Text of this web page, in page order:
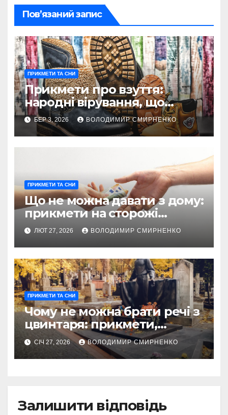
Пов’язаний запис
ПРИКМЕТИ ТА СНИ
Прикмети про взуття:
народні вірування, що
ведуть крізь життя
БЕР 3, 2026 ВОЛОДИМИР СМИРНЕНКО
ПРИКМЕТИ ТА СНИ
Що не можна давати з дому:
прикмети на сторожі
родинного достатку
ЛЮТ 27, 2026 ВОЛОДИМИР СМИРНЕНКО
ПРИКМЕТИ ТА СНИ
Чому не можна брати речі з
цвинтаря: прикмети,
ризики та реальність
СІЧ 27, 2026 ВОЛОДИМИР СМИРНЕНКО
Залишити відповідь